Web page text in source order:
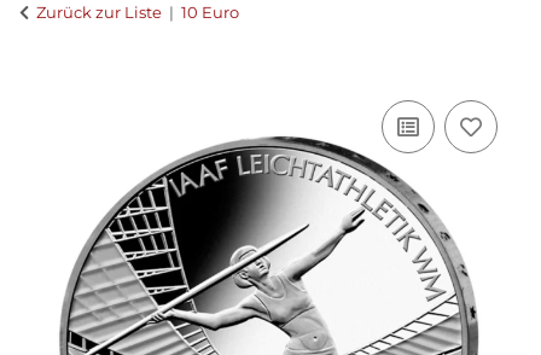
Zurück zur Liste 10 Euro